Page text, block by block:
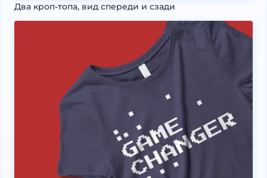
Два кроп-топа, вид спереди и сзади